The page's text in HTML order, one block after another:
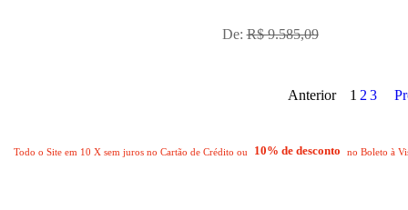
De:R$ 9.585,09
Anterior 1 2 3
Todo o Site em 10 X sem juros no Cartão de Crédito ou 10% de desconto no Boleto à